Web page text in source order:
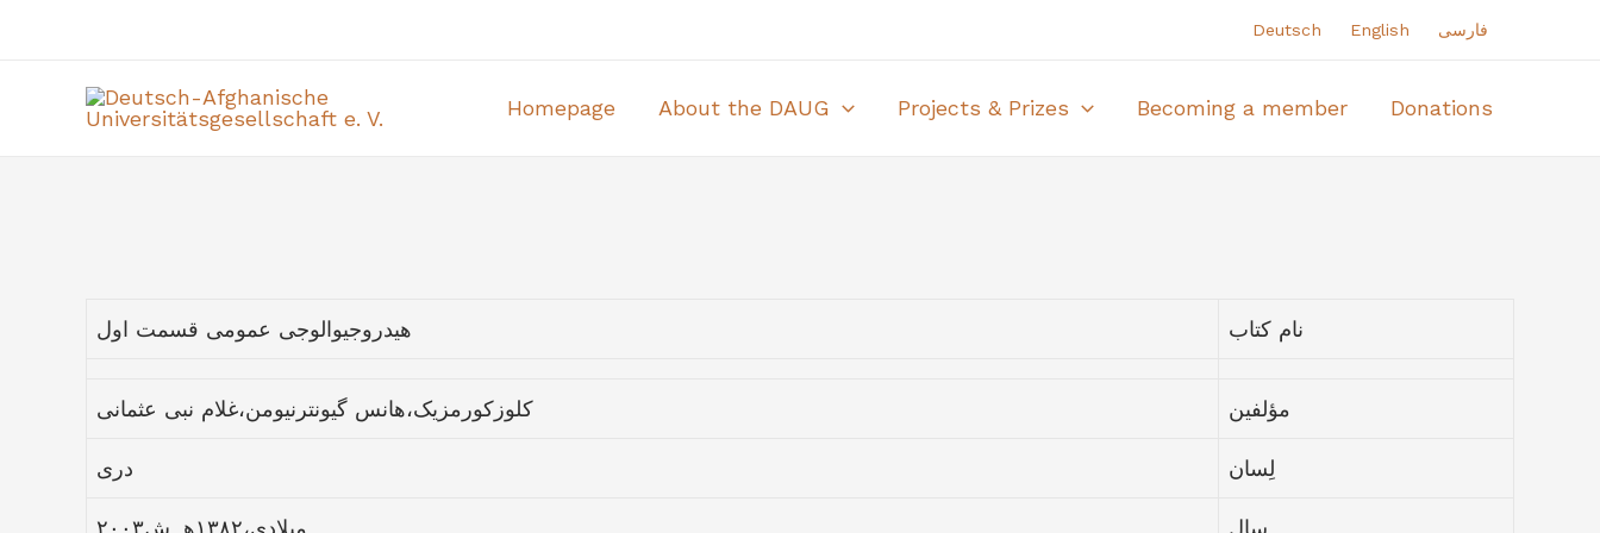
Deutsch English فارسی
Homepage About the DAUG Projects & Prizes Becoming a member Donations
هیدروجیوالوجی عمومی قسمت اول نام کتاب
کلوزکورمزیک،هانس گیونترنیومن،غلام نبی عثمانی مؤلفین
دری لِسان
۲۰۰۳میلادی،۱۳۸۲هـ ش سال